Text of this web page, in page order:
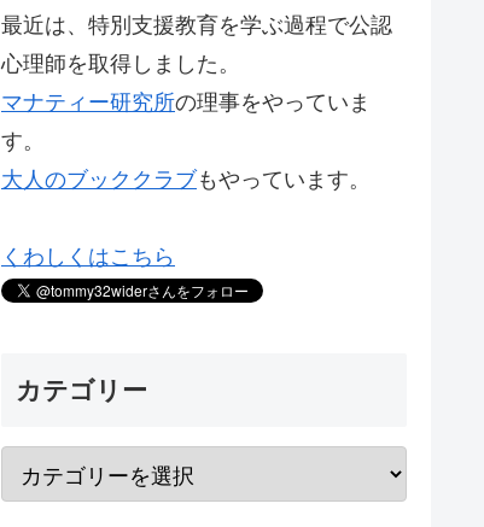
最近は、特別支援教育を学ぶ過程で公認
心理師を取得しました。
マナティー研究所の理事をやっていま
す。
大人のブッククラブもやっています。
くわしくはこちら
カテゴリー